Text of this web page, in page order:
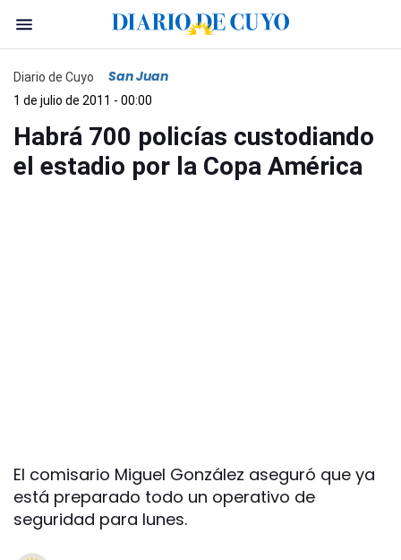
Diario de Cuyo San Juan
1 de julio de 2011 - 00:00
Habrá 700 policías custodiando
el estadio por la Copa América
El comisario Miguel González aseguró que ya
está preparado todo un operativo de
seguridad para lunes.